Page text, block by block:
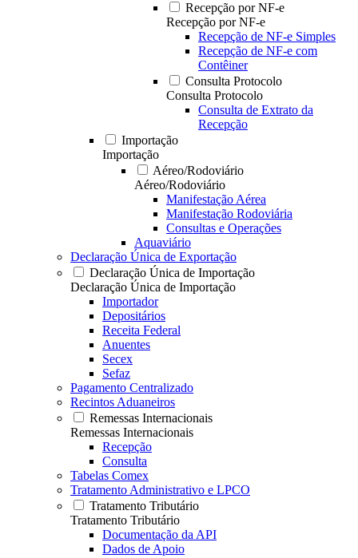
Recepção por NF-e
Recepção por NF-e
Recepção de NF-e Simples
Recepção de NF-e com
Contêiner
Consulta Protocolo
Consulta Protocolo
Consulta de Extrato da
Recepção
Importação
Importação
Aéreo/Rodoviário
Aéreo/Rodoviário
Manifestação Aérea
Manifestação Rodoviária
Consultas e Operações
Aquaviário
Declaração Única de Exportação
Declaração Única de Importação
Declaração Única de Importação
Importador
Depositários
Receita Federal
Anuentes
Secex
Sefaz
Pagamento Centralizado
Recintos Aduaneiros
Remessas Internacionais
Remessas Internacionais
Recepção
Consulta
Tabelas Comex
Tratamento Administrativo e LPCO
Tratamento Tributário
Tratamento Tributário
Documentação da API
Dados de Apoio